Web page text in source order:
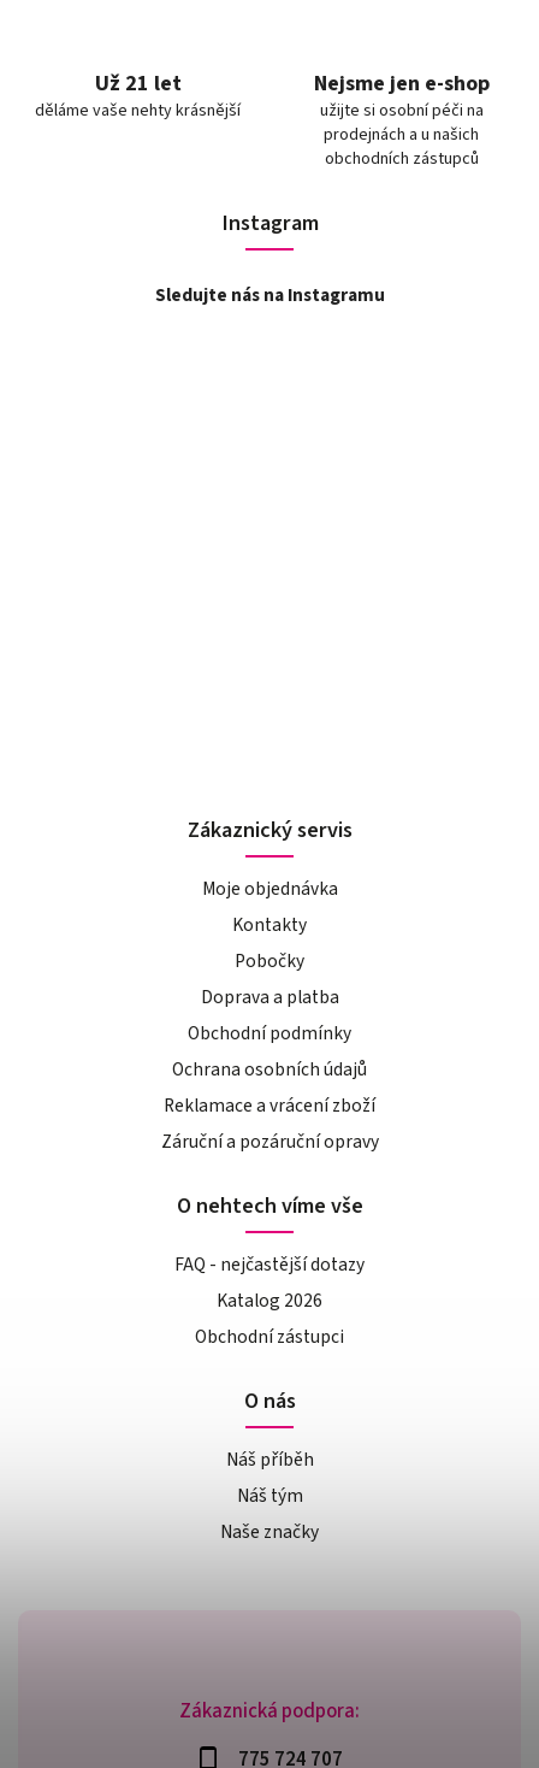
Už 21 let
děláme vaše nehty krásnější
Nejsme jen e-shop
užijte si osobní péči na
prodejnách a u našich
obchodních zástupců
Zákaznická podpora:
775 724 707
Instagram
Sledujte nás na Instagramu
Zákaznický servis
Moje objednávka
Kontakty
Pobočky
Doprava a platba
Obchodní podmínky
Ochrana osobních údajů
Reklamace a vrácení zboží
Záruční a pozáruční opravy
O nehtech víme vše
FAQ - nejčastější dotazy
Katalog 2026
Obchodní zástupci
O nás
Náš příběh
Náš tým
Naše značky